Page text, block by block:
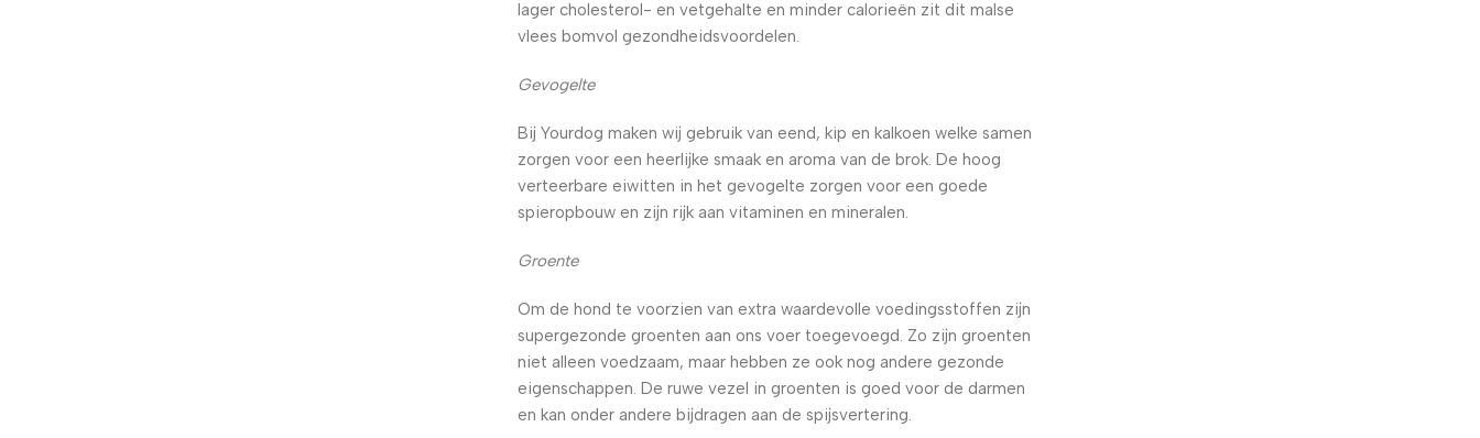
lager cholesterol- en vetgehalte en minder calorieën zit dit malse
vlees bomvol gezondheidsvoordelen.
Gevogelte
Bij Yourdog maken wij gebruik van eend, kip en kalkoen welke samen
zorgen voor een heerlijke smaak en aroma van de brok. De hoog
verteerbare eiwitten in het gevogelte zorgen voor een goede
spieropbouw en zijn rijk aan vitaminen en mineralen.
Groente
Om de hond te voorzien van extra waardevolle voedingsstoffen zijn
supergezonde groenten aan ons voer toegevoegd. Zo zijn groenten
niet alleen voedzaam, maar hebben ze ook nog andere gezonde
eigenschappen. De ruwe vezel in groenten is goed voor de darmen
en kan onder andere bijdragen aan de spijsvertering.